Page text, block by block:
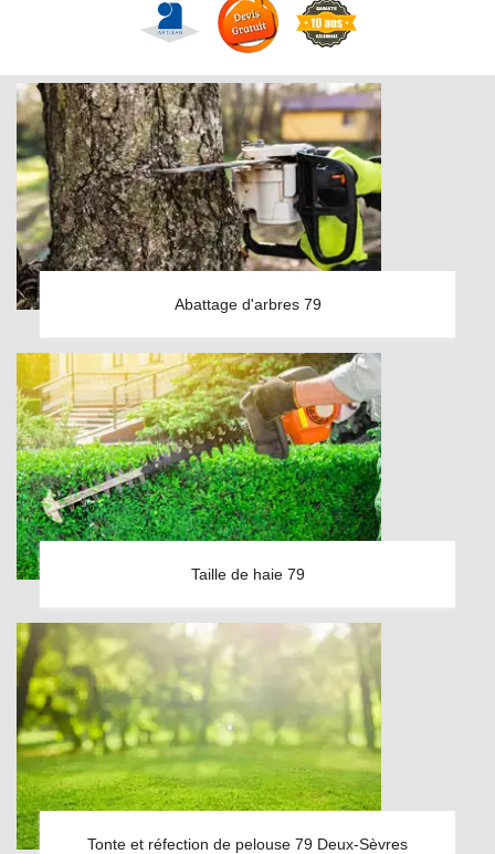
Abattage d'arbres 79
Taille de haie 79
Tonte et réfection de pelouse 79 Deux-Sèvres